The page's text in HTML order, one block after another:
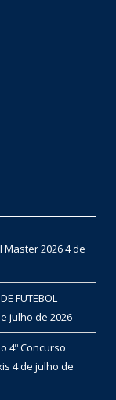
Master 20264 de
FUTEBOL
julho de 2026
4º Concurso
4 de julho de